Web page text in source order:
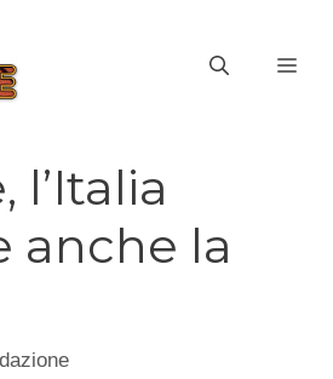
l’Italia
anche la